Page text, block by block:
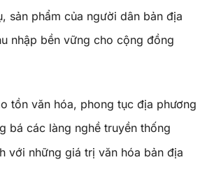
sản phẩm của người dân bản địa
nhập bền vững cho cộng đồng
tồn văn hóa, phong tục địa phương
bá các làng nghề truyền thống
với những giá trị văn hóa bản địa